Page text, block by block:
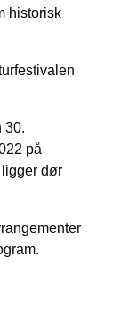
historisk
30.
på
dør